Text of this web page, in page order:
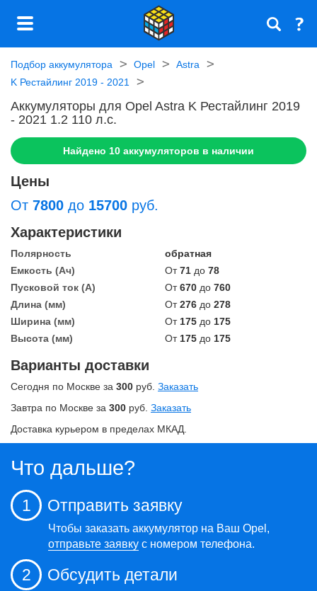
Подбор аккумулятора Opel
Astra
K Рестайлинг 2019 - 2021
Аккумуляторы для Opel Astra K Рестайлинг 2019
- 2021 1.2 110 л.c.
Найдено 10 аккумуляторов в наличии
Цены
От 7800 до 15700 руб.
Характеристики
Полярность
обратная
Емкость (Ач)
От71 до 78
Пусковой ток (А)
От670 до 760
Длина (мм)
От276 до 278
Ширина (мм)
От 175 до 175
Высота (мм)
От 175 до 175
Варианты доставки
Сегодня по Москве за 300 руб. Заказать
Завтра по Москве за 300 руб. Заказать
Доставка курьером в пределах МКАД.
Что дальше?
1 Отправить заявку
Чтобы заказать аккумулятор на Ваш Opel,
отправьте заявку с номером телефона.
2 Обсудить детали